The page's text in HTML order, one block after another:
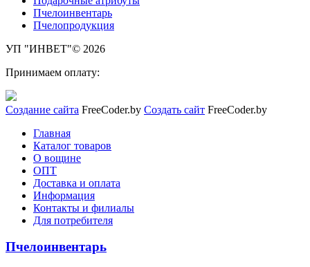
Пчелоинвентарь
Пчелопродукция
УП "ИНВЕТ"© 2026
Принимаем оплату:
Создание сайта FreeCoder.by Создать сайт FreeCoder.by
Главная
Каталог товаров
О вощине
ОПТ
Доставка и оплата
Информация
Контакты и филиалы
Для потребителя
Пчелоинвентарь